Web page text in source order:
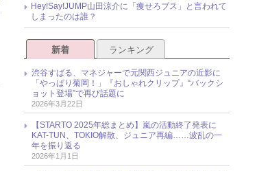
Hey!Say!JUMP山田涼介に「痩せろブス」と言われて
しまったのは誰？
新着 ランキング
渋谷すばる、マネジャーで元関西ジュニアの近影に
「やっぱり菊岡！」『おしゃれクリップ』“バックシ
ョット登場”で再び話題に
2026年3月22日
【STARTO 2025年総まとめ】嵐の活動終了発表に
KAT-TUN、TOKIO解散、ジュニア再編……波乱の一
年を振り返る
2026年1月1日